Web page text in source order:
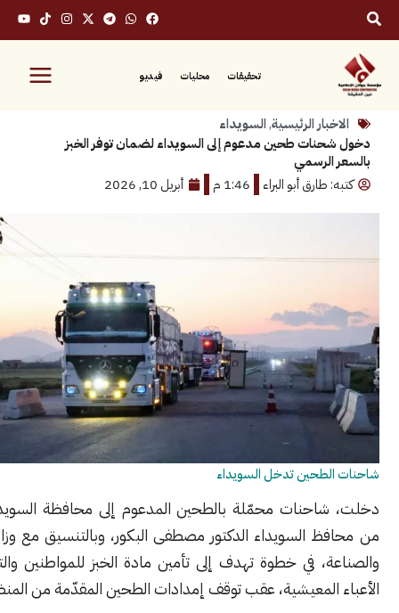
محليات فيديو
الرئيسية,السويداء
طحين مدعوم إلى السويداء لضمان توفر الخبز
أبو البراء
1:46 م أبريل 10, 2026
تدخل السويداء
محمّلة بالطحين المدعوم إلى محافظة السويداء، بتوجيه
السويداء الدكتور مصطفى البكور، وبالتنسيق مع وزارة الاقتصاد
في خطوة تهدف إلى تأمين مادة الخبز للمواطنين والتخفيف من
المعيشية، عقب توقف إمدادات الطحين المقدّمة من المنظمات.